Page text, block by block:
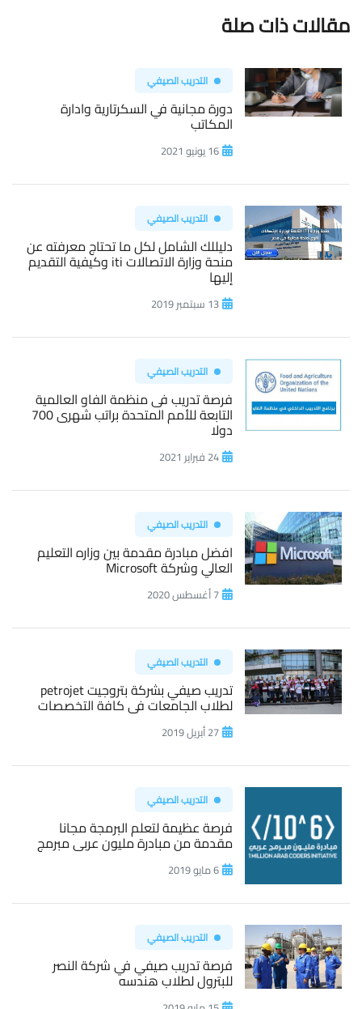
مقالات ذات صلة
التدريب الصيفي
دورة مجانية في السكرتارية وادارة
المكاتب
16 يونيو 2021
التدريب الصيفي
دليللك الشامل لكل ما تحتاج معرفته عن
منحة وزارة الاتصالات iti وكيفية التقديم
إليها
13 سبتمبر 2019
التدريب الصيفي
فرصة تدريب فى منظمة الفاو العالمية
التابعة للأمم المتحدة براتب شهرى 700
دولا
24 فبراير 2021
التدريب الصيفي
افضل مبادرة مقدمة بين وزاره التعليم
العالي وشركة Microsoft
7 أغسطس 2020
التدريب الصيفي
تدريب صيفي بشركة بتروجيت petrojet
لطلاب الجامعات فى كافة التخصصات
27 أبريل 2019
التدريب الصيفي
فرصة عظيمة لتعلم البرمجة مجانا
مقدمة من مبادرة مليون عربى مبرمج
6 مايو 2019
التدريب الصيفي
فرصة تدريب صيفي في شركة النصر
للبترول لطلاب هندسه